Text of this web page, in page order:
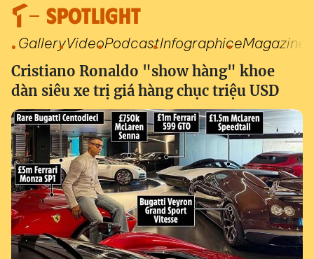
SPOTLIGHT
GalleryVideoPodcastInfographiceMagazine
Cristiano Ronaldo "show hàng" khoe
dàn siêu xe trị giá hàng chục triệu USD